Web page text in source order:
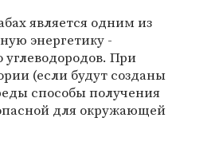
является одним из
энергетику -
углеводородов. При
(если будут созданы
способы получения
для окружающей